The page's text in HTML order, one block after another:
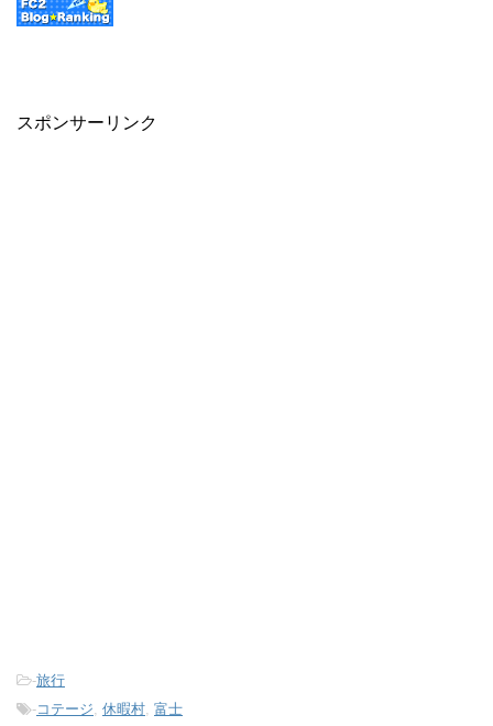
スポンサーリンク
-旅行
-コテージ, 休暇村, 富士